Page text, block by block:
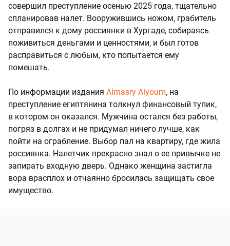
совершил преступление осенью 2025 года, тщательно
спланировав налет. Вооружившись ножом, грабитель
отправился к дому россиянки в Хургаде, собираясь
поживиться деньгами и ценностями, и был готов
расправиться с любым, кто попытается ему
помешать.
По информации издания Almasry Alyoum, на
преступление египтянина толкнул финансовый тупик,
в котором он оказался. Мужчина остался без работы,
погряз в долгах и не придумал ничего лучше, как
пойти на ограбление. Выбор пал на квартиру, где жила
россиянка. Налетчик прекрасно знал о ее привычке не
запирать входную дверь. Однако женщина застигла
вора врасплох и отчаянно бросилась защищать свое
имущество.